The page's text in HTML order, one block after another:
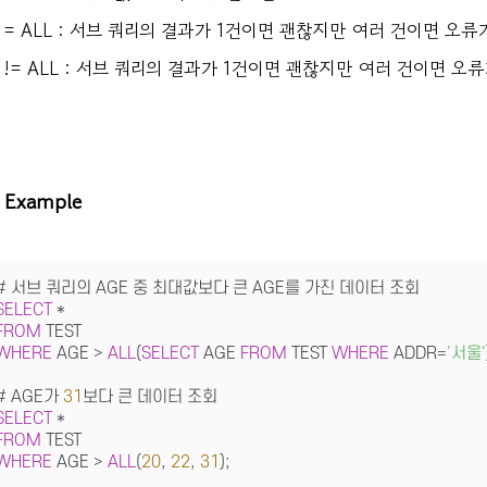
= ALL : 서브 쿼리의 결과가 1건이면 괜찮지만 여러 건이면 오류
!= ALL : 서브 쿼리의 결과가 1건이면 괜찮지만 여러 건이면 오
Example
*
TEST
AGE > ALL(SELECT AGE FROM TEST WHERE ADDR='서울'
AGE가 31
*
TEST
AGE > ALL(20, 22, 31 );